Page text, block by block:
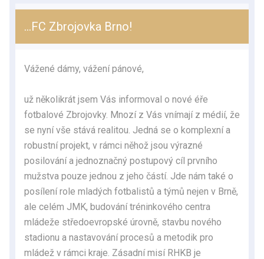
…FC Zbrojovka Brno!
Vážené dámy, vážení pánové,
už několikrát jsem Vás informoval o nové éře
fotbalové Zbrojovky. Mnozí z Vás vnímají z médií, že
se nyní vše stává realitou. Jedná se o komplexní a
robustní projekt, v rámci něhož jsou výrazné
posilování a jednoznačný postupový cíl prvního
mužstva pouze jednou z jeho částí. Jde nám také o
posílení role mladých fotbalistů a týmů nejen v Brně,
ale celém JMK, budování tréninkového centra
mládeže středoevropské úrovně, stavbu nového
stadionu a nastavování procesů a metodik pro
mládež v rámci kraje. Zásadní misí RHKB je